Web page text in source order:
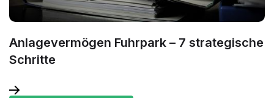
Anlagevermögen Fuhrpark – 7 strategische
Schritte